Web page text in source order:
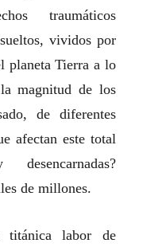
traumáticos
vividos por
planeta Tierra a lo
magnitud de los
de diferentes
afectan este total
de millones.
titánica labor de